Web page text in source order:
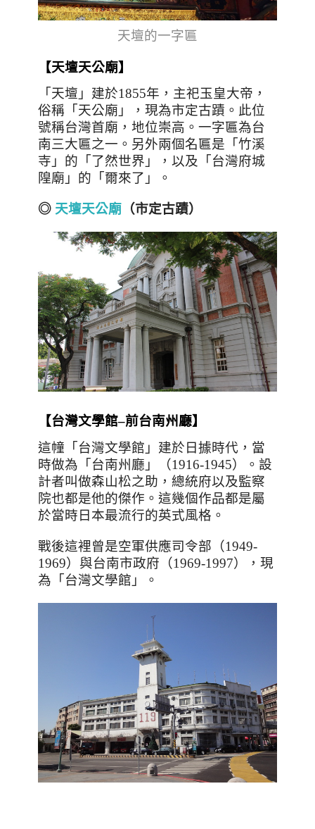
天壇的一字匾
【天壇天公廟】
「天壇」建於1855年，主祀玉皇大帝，
俗稱「天公廟」，現為市定古蹟。此位
號稱台灣首廟，地位崇高 。 一字匾為台
南三大匾之一。 另外兩個名匾是「竹溪
寺」的「了然世界」，以及「台灣府城
隍廟」的「爾來了」。
◎ 天壇天公廟 （市定古蹟）
【台灣文學館–前台南州廳】
這幢「台灣文學館」建於日據時代，當
時做為「台南州廳」（1916-1945）。設
計者叫做森山松之助，總統府以及監察
院也都是他的傑作。這幾個作品都是屬
於當時日本最流行的英式風格。
戰後這裡曾是空軍供應司令部（1949-
1969）與台南市政府（1969-1997），現
為「台灣文學館」。